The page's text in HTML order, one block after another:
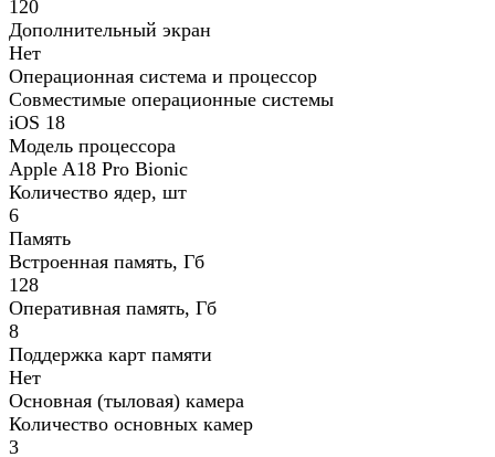
120
Дополнительный экран
Нет
Операционная система и процессор
Совместимые операционные системы
iOS 18
Модель процессора
Apple A18 Pro Bionic
Количество ядер, шт
6
Память
Встроенная память, Гб
128
Оперативная память, Гб
8
Поддержка карт памяти
Нет
Основная (тыловая) камера
Количество основных камер
3